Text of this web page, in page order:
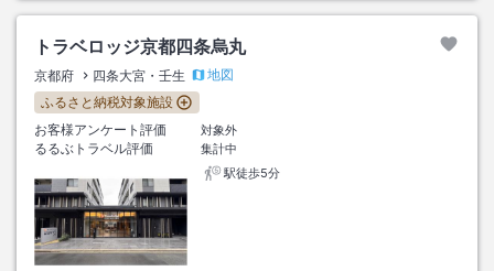
トラベロッジ京都四条烏丸
京都府 四条大宮・壬生
地図
ふるさと納税対象施設
お客様アンケート評価
対象外
るるぶトラベル評価
集計中
駅徒歩5分